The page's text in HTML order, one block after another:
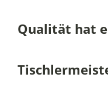
Qualität hat